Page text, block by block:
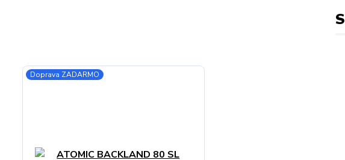
Doprava ZADARMO